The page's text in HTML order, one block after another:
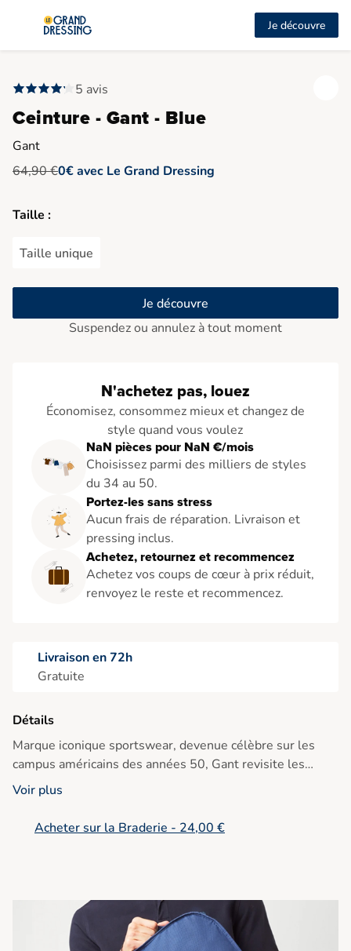
Je découvre
5 avis
Ceinture - Gant - Blue
Gant
64,90 €0€ avec Le Grand Dressing
Taille :
Taille unique
Je découvre
Suspendez ou annulez à tout moment
N'achetez pas, louez
Économisez, consommez mieux et changez de
style quand vous voulez
NaN pièces pour NaN €/mois
Choisissez parmi des milliers de styles
du 34 au 50.
Portez-les sans stress
Aucun frais de réparation. Livraison et
pressing inclus.
Achetez, retournez et recommencez
Achetez vos coups de cœur à prix réduit,
renvoyez le reste et recommencez.
Livraison en 72h
Gratuite
Détails
Marque iconique sportswear, devenue célèbre sur les
campus américains des années 50, Gant revisite les
classiques du vestiaire masculin en y mêlant
décontraction et élégance. ref : 94 495 433
Voir plus
Acheter sur la Braderie - 24,00 €